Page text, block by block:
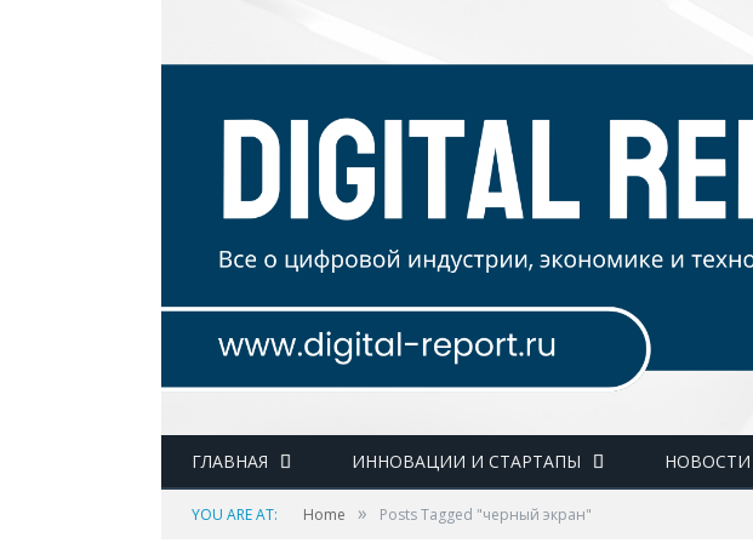
ГЛАВНАЯ ИННОВАЦИИ И СТАРТАПЫ НОВОСТИ
YOU ARE AT: Home » Posts Tagged "черный экран"